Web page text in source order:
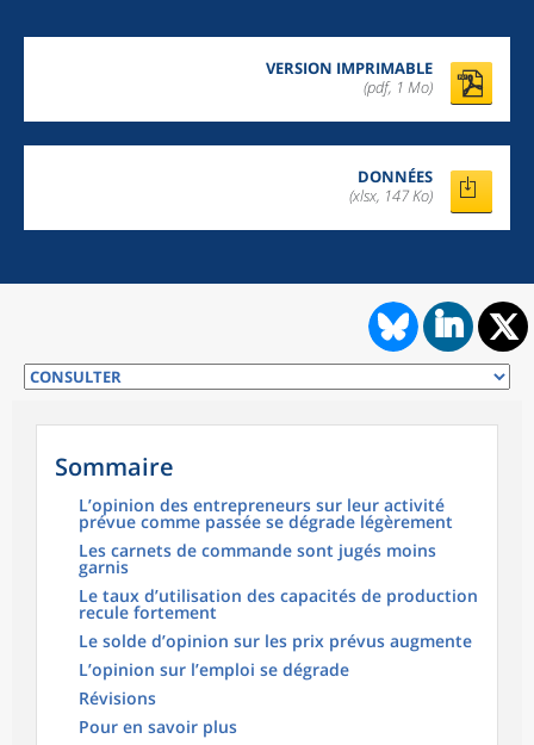
VERSION IMPRIMABLE
(pdf, 1 Mo)
DONNÉES
(xlsx, 147 Ko)
Sommaire
L’opinion des entrepreneurs sur leur activité
prévue comme passée se dégrade légèrement
Les carnets de commande sont jugés moins
garnis
Le taux d’utilisation des capacités de production
recule fortement
Le solde d’opinion sur les prix prévus augmente
L’opinion sur l’emploi se dégrade
Révisions
Pour en savoir plus